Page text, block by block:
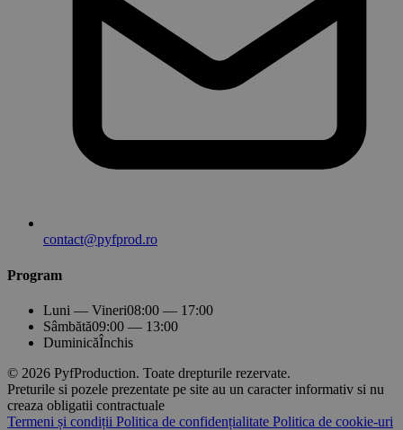
contact@pyfprod.ro
Program
Luni — Vineri08:00 — 17:00
Sâmbătă09:00 — 13:00
DuminicăÎnchis
© 2026 PyfProduction. Toate drepturile rezervate.
Preturile si pozele prezentate pe site au un caracter informativ si nu
creaza obligatii contractuale
Termeni și condiții Politica de confidențialitate Politica de cookie-uri